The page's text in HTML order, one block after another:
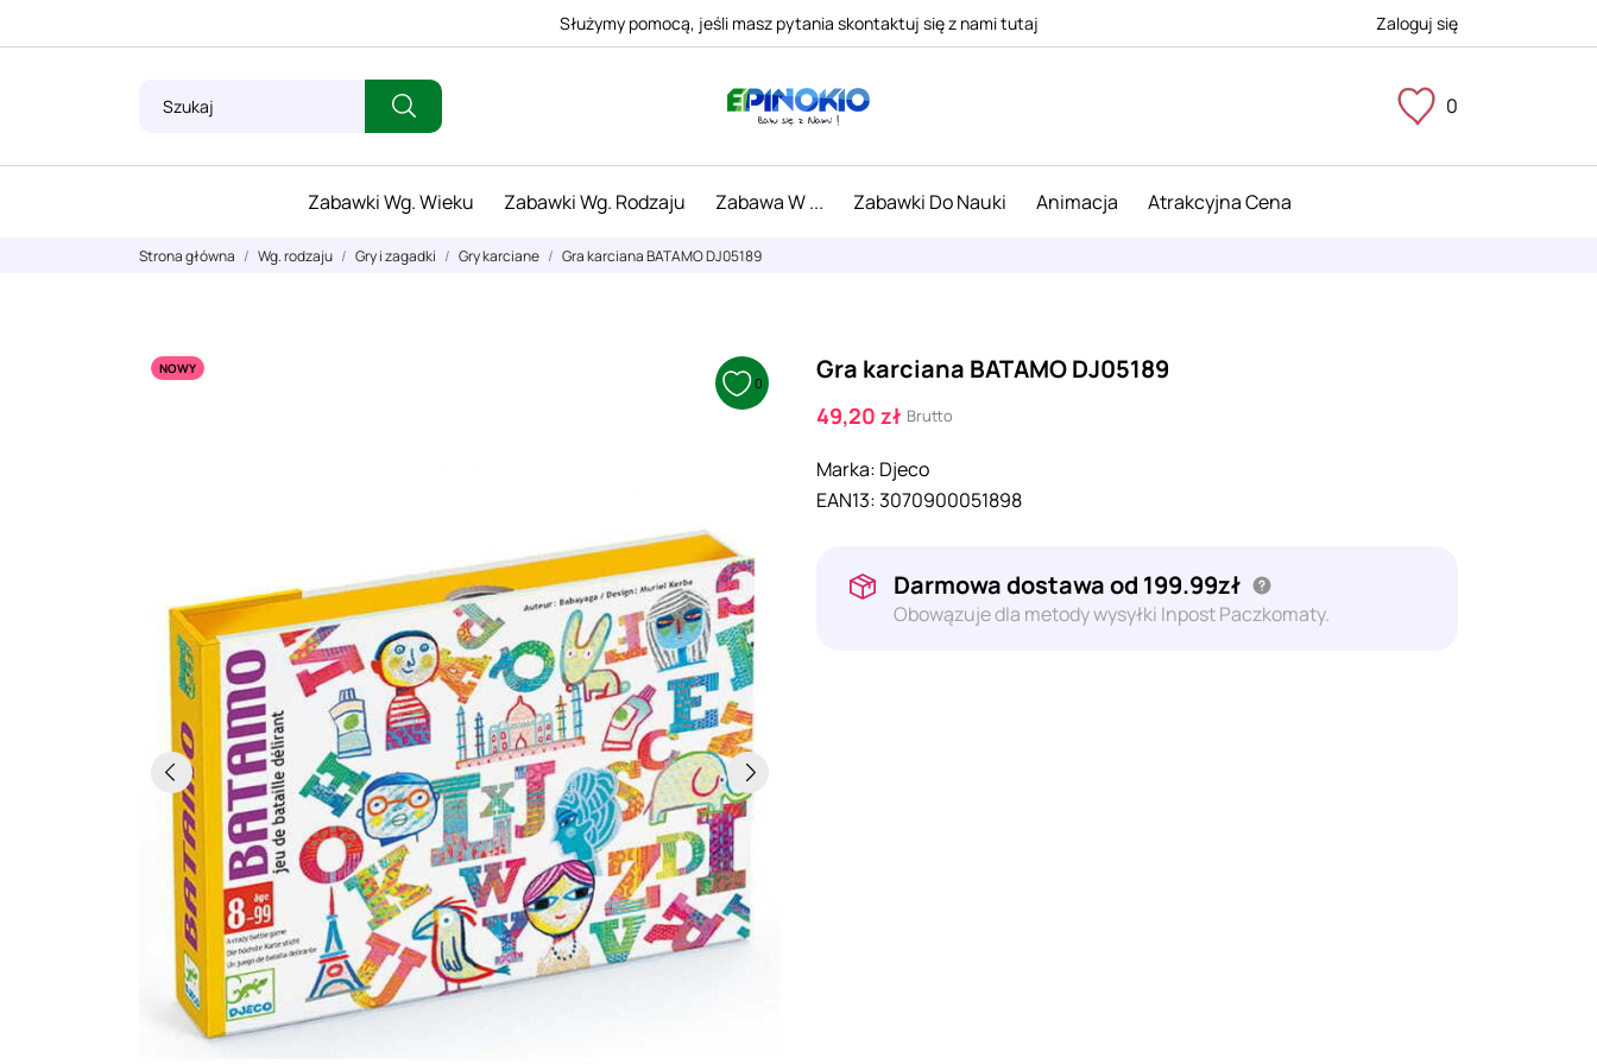
Służymy pomocą, jeśli masz pytania skontaktuj się z nami tutaj Zaloguj się
0
Zabawki Wg. Wieku Zabawki Wg. Rodzaju Zabawa W ... Zabawki Do Nauki Animacja Atrakcyjna Cena
Strona główna Wg. rodzaju Gry i zagadki Gry karciane Gra karciana BATAMO DJ05189
NOWY
0 Gra karciana BATAMO DJ05189
49,20 zł Brutto
Marka: Djeco
EAN13:3070900051898
Darmowa dostawa od 199.99zł
Obowązuje dla metody wysyłki Inpost Paczkomaty.